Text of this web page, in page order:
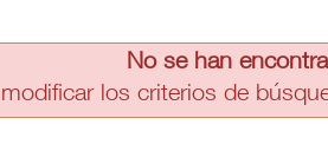
No se han
los criterios de